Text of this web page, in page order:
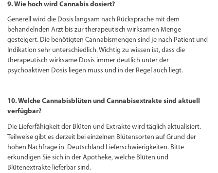
9. Wie hoch wird Cannabis dosiert?
Generell wird die Dosis langsam nach Rücksprache mit dem
behandelnden Arzt bis zur therapeutisch wirksamen Menge
gesteigert. Die benötigten Cannabismengen sind je nach Patient und
Indikation sehr unterschiedlich. Wichtig zu wissen ist, dass die
therapeutisch wirksame Dosis immer deutlich unter der
psychoaktiven Dosis liegen muss und in der Regel auch liegt.
10. Welche Cannabisblüten und Cannabisextrakte sind aktuell
verfügbar?
Die Lieferfähigkeit der Blüten und Extrakte wird täglich aktualisiert.
Teilweise gibt es derzeit bei einzelnen Blütensorten auf Grund der
hohen Nachfrage in Deutschland Lieferschwierigkeiten. Bitte
erkundigen Sie sich in der Apotheke, welche Blüten und
Blütenextrakte lieferbar sind.